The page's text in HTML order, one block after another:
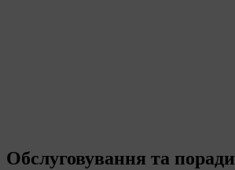
Обслуговування та поради